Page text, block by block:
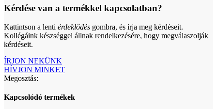
Kérdése van a termékkel kapcsolatban?
Kattintson a lenti érdeklődés gombra, és írja meg kérdéseit.
Kollégáink készséggel állnak rendelkezésére, hogy megválaszolják
kérdéseit.
ÍRJON NEKÜNK
HÍVJON MINKET
Megosztás:
Kapcsolódó termékek